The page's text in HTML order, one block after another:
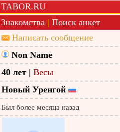
TABOR.RU
Знакомства | Поиск анкет
Написать сообщение
Non Name
40 лет | Весы
Новый Уренгой
Был более месяца назад